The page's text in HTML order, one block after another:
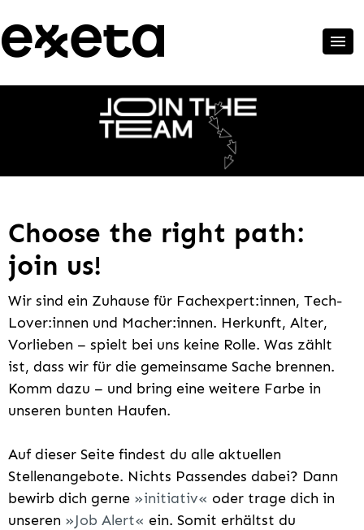
Choose the right path:
join us!
Wir sind ein Zuhause für Fachexpert:innen, Tech-
Lover:innen und Macher:innen. Herkunft, Alter,
Vorlieben – spielt bei uns keine Rolle. Was zählt
ist, dass wir für die gemeinsame Sache brennen.
Komm dazu – und bring eine weitere Farbe in
unseren bunten Haufen.
Auf dieser Seite findest du alle aktuellen
Stellenangebote. Nichts Passendes dabei? Dann
bewirb dich gerne
initiativ
oder trage dich in
unseren
Job Alert
ein. Somit erhältst du